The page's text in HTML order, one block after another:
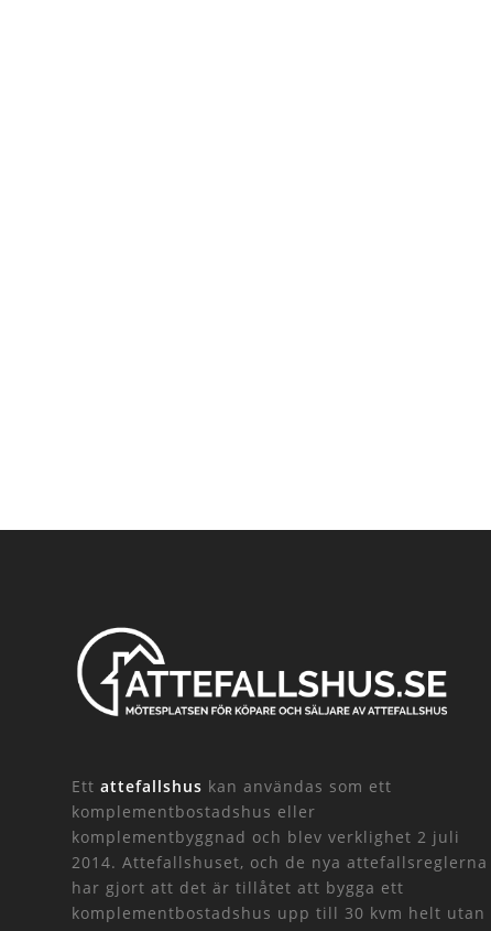
Ett attefallshus kan användas som ett
komplementbostadshus eller
komplementbyggnad och blev verklighet 2 juli
2014. Attefallshuset, och de nya attefallsreglerna
har gjort att det är tillåtet att bygga ett
komplementbostadshus upp till 30 kvm helt utan